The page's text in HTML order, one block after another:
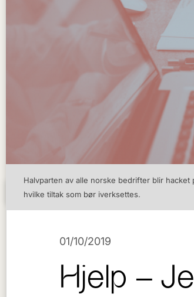
Halvparten av alle norske bedrifter blir
hvilke tiltak som bør iverksettes.
01/10/2019
Hjelp –